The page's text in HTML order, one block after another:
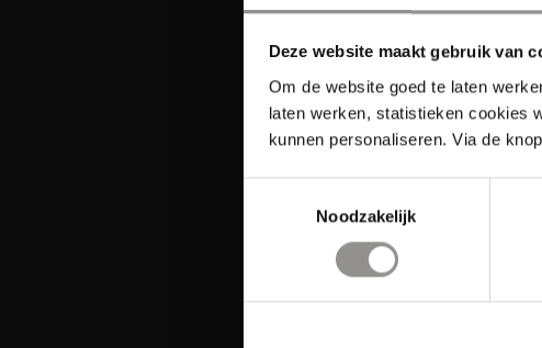
Deze website maakt gebruik van
Om de website goed te laten
laten werken, statistieken cookies
kunnen personaliseren. Via de
Noodzakelijk